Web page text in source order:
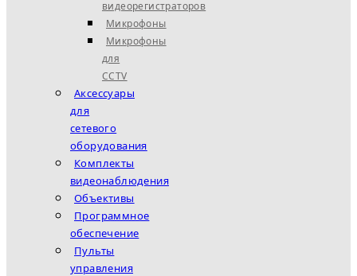
видеорегистраторов
Микрофоны
Микрофоны
для
CCTV
Аксессуары
для
сетевого
оборудования
Комплекты
видеонаблюдения
Объективы
Программное
обеспечение
Пульты
управления